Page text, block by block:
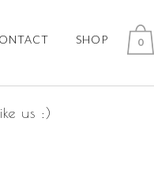
0
SHOP
us :)